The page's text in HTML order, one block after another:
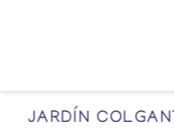
JARDÍN COLGANTE